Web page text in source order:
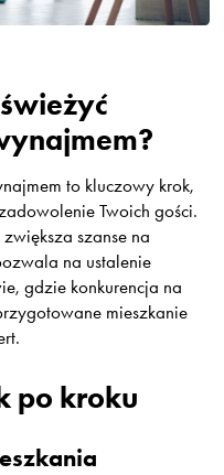
to kluczowy krok,
Twoich gości.
szanse na
na ustalenie
gdzie konkurencja na
mieszkanie
po kroku